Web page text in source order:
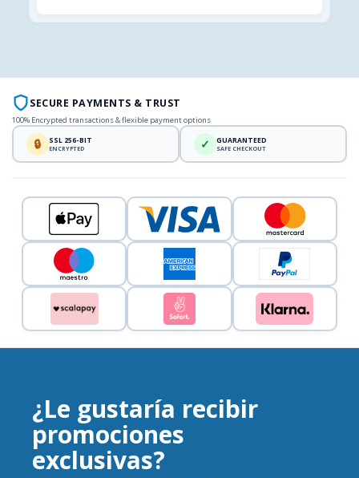
SECURE PAYMENTS & TRUST
100% Encrypted transactions & flexible payment options
🔒 SSL 256-BIT
ENCRYPTED ✓ GUARANTEED
SAFE CHECKOUT
¿Le gustaría recibir
promociones
exclusivas?